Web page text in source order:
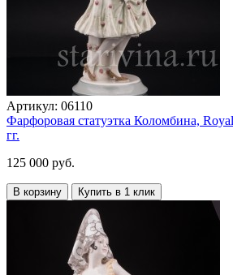
Артикул: 06110
Фарфоровая статуэтка Коломбина,
гг.
125 000 руб.
В корзину Купить в 1 клик